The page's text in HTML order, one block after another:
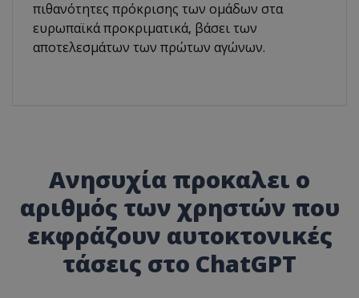
πιθανότητες πρόκρισης των ομάδων στα
ευρωπαϊκά προκριματικά, βάσει των
αποτελεσμάτων των πρώτων αγώνων.
Ανησυχία προκαλει ο
αριθμός των χρηστών που
εκφράζουν αυτοκτονικές
τάσεις στο ChatGPT